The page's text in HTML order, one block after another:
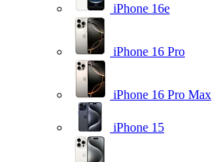
iPhone 16e
iPhone 16 Pro
iPhone 16 Pro Max
iPhone 15